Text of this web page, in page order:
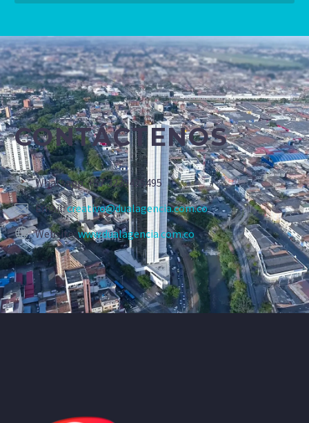
CONTÁCTENOS
Whatsapp: +57 3239425495
Email:creativo@dualagencia.com.co
Website:www.dualagencia.com.co